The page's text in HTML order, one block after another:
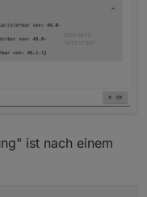
ist nach einem